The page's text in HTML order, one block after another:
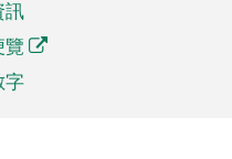
訊
覽
字